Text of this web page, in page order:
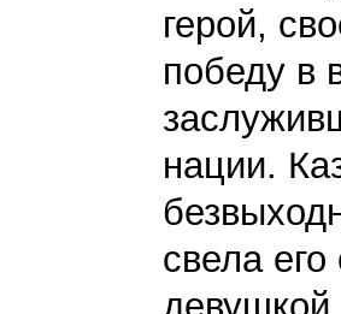
герой,
победу в
нации.
свела его